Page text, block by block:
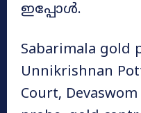
ഇപ്പോൾ.
Sabarimala gold
Unnikrishnan
Court,